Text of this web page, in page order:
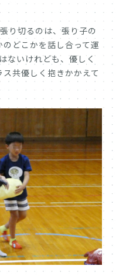
り切るのは、張り子の
どこかを話し合って運
ないけれども、優しく
共優しく抱きかかえて